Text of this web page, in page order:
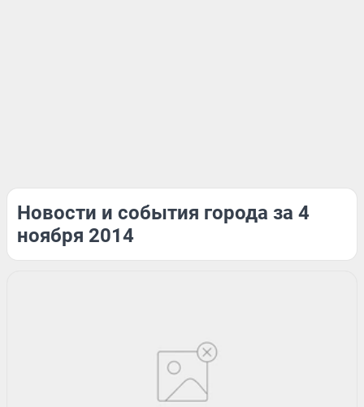
Новости и события города за 4
ноября 2014